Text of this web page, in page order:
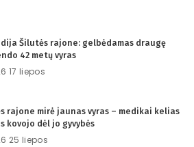
Šilutės rajone: gelbėdamas draugę
42 metų vyras
17 liepos
rajone mirė jaunas vyras – medikai kelias
kovojo dėl jo gyvybės
25 liepos